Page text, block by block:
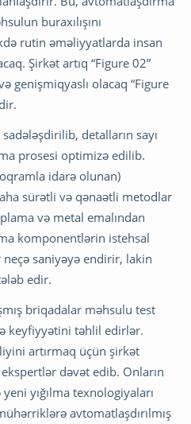
buraxılışını
rutin əməliyyatlarda insan
Şirkət artıq “Figure 02”
genişmiqyaslı olacaq “Figure
detalların sayı
prosesi optimizə edilib.
idarə olunan)
sürətli və qənaətli metodlar
və metal emalından
komponentlərin istehsal
neçə saniyəyə endirir, lakin
edir.
briqadalar məhsulu test
keyfiyyətini təhlil edirlər.
artırmaq üçün şirkət
dəvət edib. Onların
yığılma texnologiyaları
avtomatlaşdırılmış